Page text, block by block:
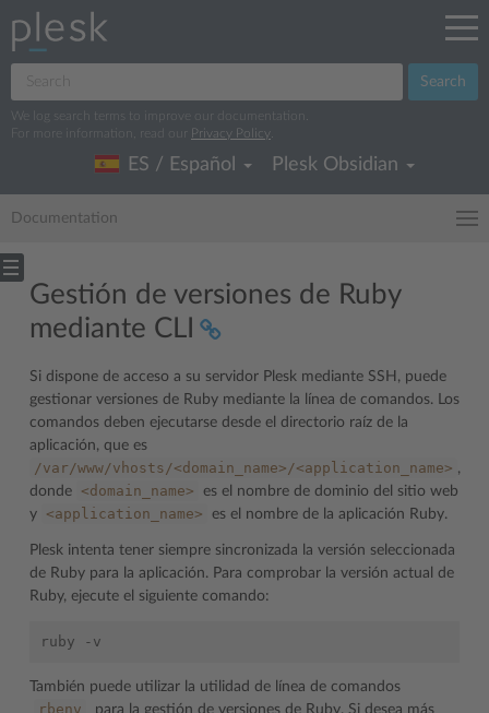
Search
We log search terms to improve our documentation.
For more information, read our
Privacy Policy
ES / Español Plesk Obsidian
Documentation
Gestión de versiones de Ruby
mediante CLI
Si dispone de acceso a su servidor Plesk mediante SSH, puede
gestionar versiones de Ruby mediante la línea de comandos. Los
comandos deben ejecutarse desde el directorio raíz de la
aplicación, que es
/var/www/vhosts/<domain_name>/<application_name> ,
donde
<domain_name>
es el nombre de dominio del sitio web
y
<application_name> es el nombre de la aplicación Ruby.
Plesk intenta tener siempre sincronizada la versión seleccionada
de Ruby para la aplicación. Para comprobar la versión actual de
Ruby, ejecute el siguiente comando:
También puede utilizar la utilidad de línea de comandos
rbenv
para la gestión de versiones de Ruby. Si desea más